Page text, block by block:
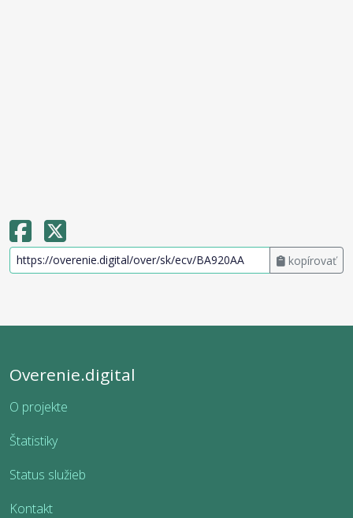
kopírovať
Overenie.digital
O projekte
Štatistiky
Status služieb
Kontakt